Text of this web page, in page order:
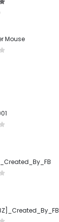
of 5
Mouse
of 5
5
5